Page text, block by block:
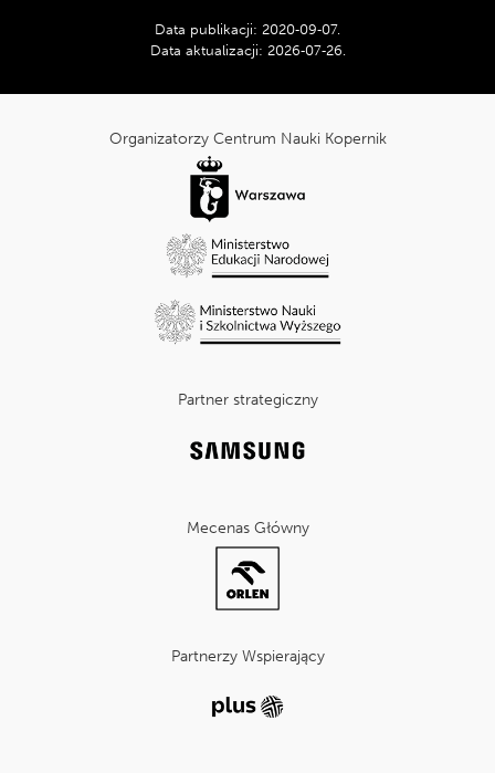
serwisie
Tripadvisor:
Data publikacji: 2020‑09‑07.
Data aktualizacji: 2026‑07‑26.
Organizatorzy Centrum Nauki Kopernik
Partner strategiczny
Mecenas Główny
Partnerzy Wspierający